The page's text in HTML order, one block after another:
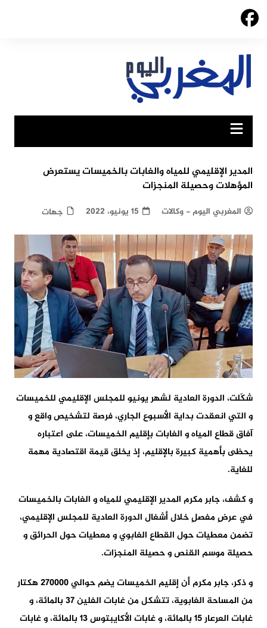
Skip
المدير الإقليمي للمياه والغابات بالخميسات يستعرض
المؤهلات وحصيلة المنجزات
المغربي اليوم - وكالات 15 يونيو، 2022 جهات
شكّلت، الدورة العادية لشهر يونيو للمجلس الإقليمي للخميسات
و التي انعقدت بداية الأسبوع الجاري، فرصة لتشخيص واقع و
آفاق قطاع المياه و الغابات بإقليم الخميسات، على اعتباره
يحظى بأهمية كبيرة بالإقليم، إذ يخلق قيمة اقتصادية مهمة
للغاية.
و كشف، جابر مكرم المدير الإقليمي للمياه و الغابات بالخميسات
في عرضٍ مفصلٍ خلال أشغال الدورة العادية للمجلس الإقليمي،
تضمن معطيات حول القطاع الغابوي و معطيات حول الحرائق و
حصيلة موسم القنص و حصيلة المنجزات.
و ذكر، جابر مكرم أن إقليم الخميسات يضم حوالي 270000 هكتار
من المساحة الغابوية، تتشكل من غابات الفلين 37 بالمائة، و
غابات العرعار 15 بالمائة، و غابات الأكايبتوس 13 بالمائة، و غابات